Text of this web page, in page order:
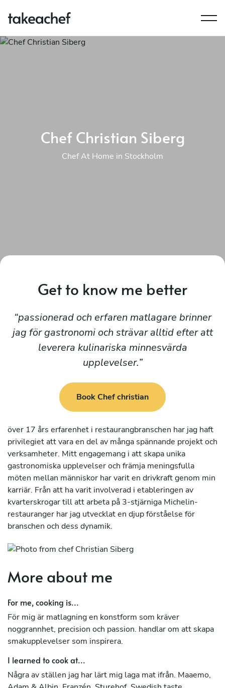
Chef Christian Siberg
Chef At Home in Stockholm
Get to know me better
passionerad och erfaren matlagare brinner
jag för gastronomi och strävar alltid efter att
leverera kulinariska minnesvärda
upplevelser.
Book Chef christian
över 17 års erfarenhet i restaurangbranschen har jag haft
privilegiet att vara en del av många spännande projekt och
verksamheter. Mitt engagemang i att skapa unika
gastronomiska upplevelser och främja meningsfulla
möten mellan människor har varit en drivkraft genom min
karriär. Från att ha varit involverad i etableringen av
kvarterskrogar till att arbeta på 3-stjärniga Michelin-
restauranger har jag utvecklat en djup förståelse för
branschen och dess dynamik.
Min passion för matlagning har också lett mig till
finalist vid fyra tillfällen, samt kandiderat till Sverige
Boucuse d'Or. Genom dessa erfarenheter har jag inte bara
att uppskatta vikten av professionalism, precision och
innovation.
More about me
For me, cooking is...
För mig är matlagning en konstform som kräver
noggrannhet, precision och passion. handlar om att skapa
smakupplevelser som inspirera.
I learned to cook at...
Några av ställen jag har lärt mig laga mat ifrån. Maaemo,